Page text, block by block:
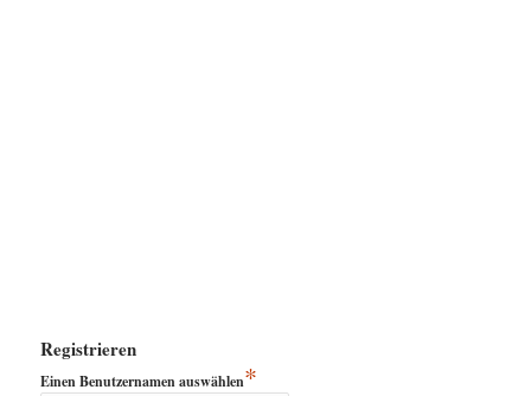
Registrieren
Einen Benutzernamen auswählen*